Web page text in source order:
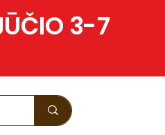
3-7